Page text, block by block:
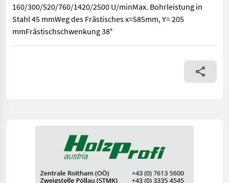
160/300/520/760/1420/2500 U/minMax. Bohrleistung in
Stahl 45 mmWeg des Frästisches x=585mm, Y= 205
mmFrästischschwenkung 38°
VorführmaschineHans Schreiner Bohr und Fräsmaschine mit